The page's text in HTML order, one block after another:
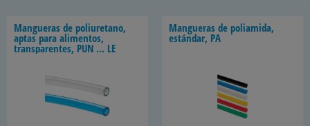
Mangueras de poliuretano,
aptas para alimentos,
transparentes, PUN ... LE
Mangueras de poliamida,
estándar, PA